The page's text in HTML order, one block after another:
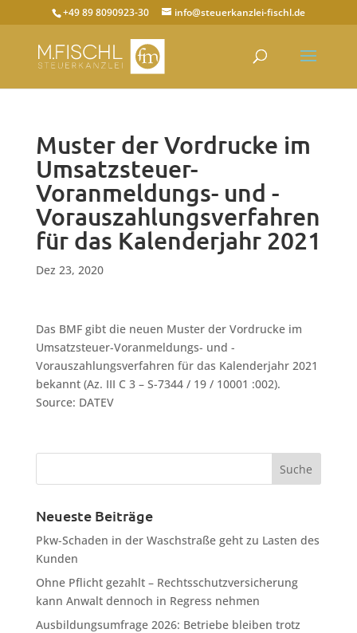
+49 89 8090923-30 info@steuerkanzlei-fischl.de
Muster der Vordrucke im
Umsatzsteuer-
Voranmeldungs- und -
Vorauszahlungsverfahren
für das Kalenderjahr 2021
Dez 23, 2020
Das BMF gibt die neuen Muster der Vordrucke im
Umsatzsteuer-Voranmeldungs- und -
Vorauszahlungsverfahren für das Kalenderjahr 2021
bekannt (Az. III C 3 – S-7344 / 19 / 10001 :002).
Source: DATEV
Neueste Beiträge
Pkw-Schaden in der Waschstraße geht zu Lasten des
Kunden
Ohne Pflicht gezahlt – Rechtsschutzversicherung
kann Anwalt dennoch in Regress nehmen
Ausbildungsumfrage 2026: Betriebe bleiben trotz